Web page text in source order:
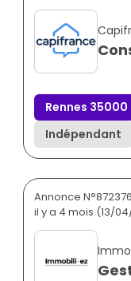
Rennes 35000
Indépendant
Annonce
il y a 4 mois (13/